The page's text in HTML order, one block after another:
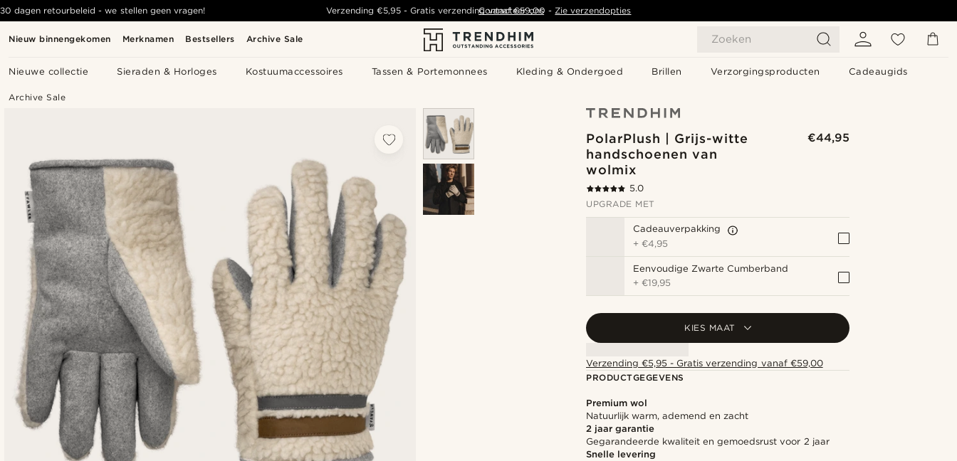
Nieuw binnengekomen Merknamen Bestsellers Archive Sale Zoeken
Nieuwe collectie Sieraden & Horloges Kostuumaccessoires Tassen & Portemonnees Kleding & Ondergoed Brillen Verzorgingsproducten Cadeaugids
30 dagen retourbeleid - we stellen geen vragen! Verzending €5,95- Gratis verzending vanaf€59,00 -Zie verzendopties
Contacteer ons
Archive Sale
PolarPlush | Grijs-witte
handschoenen van
wolmix
€44,95
5.0
UPGRADE MET
Cadeauverpakking
+€4,95
Eenvoudige Zwarte Cumberband
+€19,95
KIES MAAT
Verzending €5,95 - Gratis verzending vanaf €59,00
PRODUCTGEGEVENS
Premium wol
Natuurlijk warm, ademend en zacht
2 jaar garantie
Gegarandeerde kwaliteit en gemoedsrust voor 2 jaar
Snelle levering